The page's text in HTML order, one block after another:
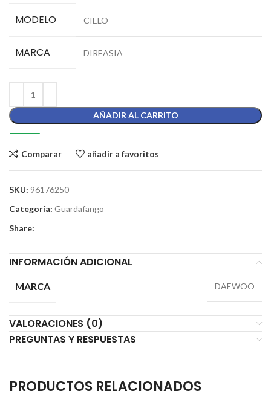
MODELO CIELO
MARCA DIREASIA
AÑADIR AL CARRITO
Comparar añadir a favoritos
SKU: 96176250
Categoría: Guardafango
Share:
INFORMACIÓN ADICIONAL
MARCA DAEWOO
VALORACIONES (0)
PREGUNTAS Y RESPUESTAS
PRODUCTOS RELACIONADOS